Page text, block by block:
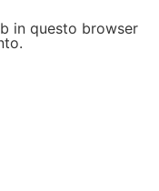
in questo browser